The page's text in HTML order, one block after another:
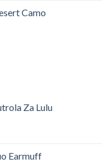
KM.Camo
Za Lulu
Earmuff